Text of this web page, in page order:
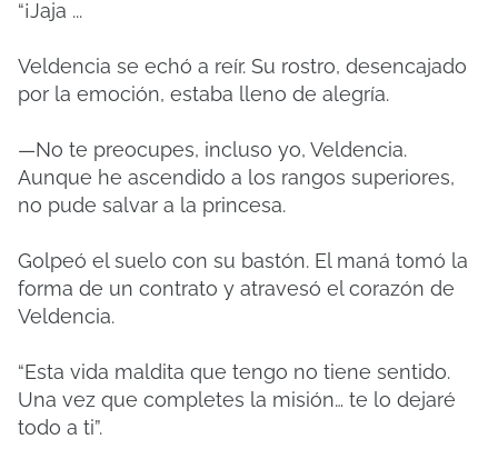
“¡Jaja ...
Veldencia se echó a reír. Su rostro, desencajado
por la emoción, estaba lleno de alegría.
—No te preocupes, incluso yo, Veldencia.
Aunque he ascendido a los rangos superiores,
no pude salvar a la princesa.
Golpeó el suelo con su bastón. El maná tomó la
forma de un contrato y atravesó el corazón de
Veldencia.
“Esta vida maldita que tengo no tiene sentido.
Una vez que completes la misión… te lo dejaré
todo a ti”.